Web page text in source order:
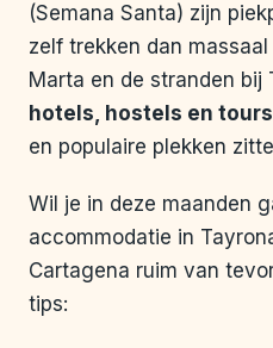
(Semana Santa) zijn
zelf trekken dan
Marta en de stranden bij
hotels, hostels en
en populaire plekken
Wil je in deze maanden
accommodatie in
Cartagena ruim van
tips: